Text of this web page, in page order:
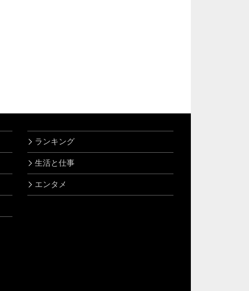
ランキング
生活と仕事
エンタメ